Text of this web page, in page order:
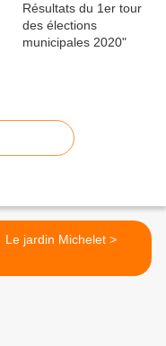
Le jardin Michelet >